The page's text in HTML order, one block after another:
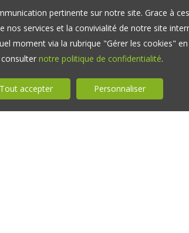
pertinente sur notre site. Grace à
services et la convivialité de notre site
moment via la rubrique "Gérer les cookies"
notre politique de confidentialité.
Tout accepter Personnaliser